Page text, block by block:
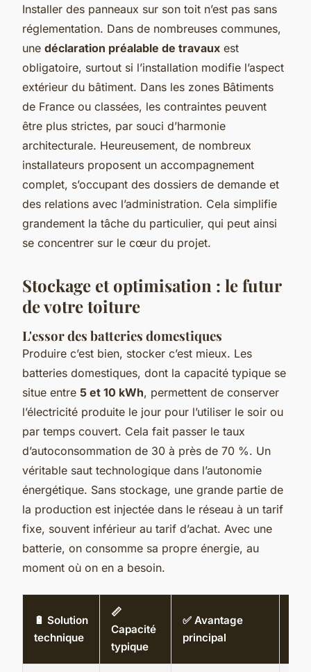
Installer des panneaux sur son toit n’est pas sans
réglementation. Dans de nombreuses communes,
une déclaration préalable de travaux est
obligatoire, surtout si l’installation modifie l’aspect
extérieur du bâtiment. Dans les zones Bâtiments
de France ou classées, les contraintes peuvent
être plus strictes, par souci d’harmonie
architecturale. Heureusement, de nombreux
installateurs proposent un accompagnement
complet, s’occupant des dossiers de demande et
des relations avec l’administration. Cela simplifie
grandement la tâche du particulier, qui peut ainsi
se concentrer sur le cœur du projet.
Stockage et optimisation : le futur
de votre toiture
L'essor des batteries domestiques
Produire c’est bien, stocker c’est mieux. Les
batteries domestiques, dont la capacité typique se
situe entre 5 et 10 kWh, permettent de conserver
l’électricité produite le jour pour l’utiliser le soir ou
par temps couvert. Cela fait passer le taux
d’autoconsommation de 30 à près de 70 %. Un
véritable saut technologique dans l’autonomie
énergétique. Sans stockage, une grande partie de
la production est injectée dans le réseau à un tarif
fixe, souvent inférieur au tarif d’achat. Avec une
batterie, on consomme sa propre énergie, au
moment où on en a besoin.
🔋 Solution
technique
📏
Capacité
typique
✅ Avantage
principal